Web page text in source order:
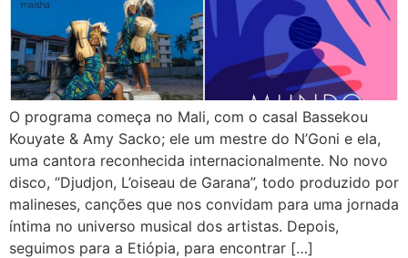
O programa começa no Mali, com o casal Bassekou
Kouyate & Amy Sacko; ele um mestre do N’Goni e ela,
uma cantora reconhecida internacionalmente. No novo
disco, “Djudjon, L’oiseau de Garana”, todo produzido por
malineses, canções que nos convidam para uma jornada
íntima no universo musical dos artistas. Depois,
seguimos para a Etiópia, para encontrar […]